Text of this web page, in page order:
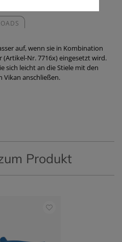
auf, wenn sie in Kombination
Nr. 7716x) eingesetzt wird.
sich leicht an die Stiele mit den
Vikan anschließen.
Produkt